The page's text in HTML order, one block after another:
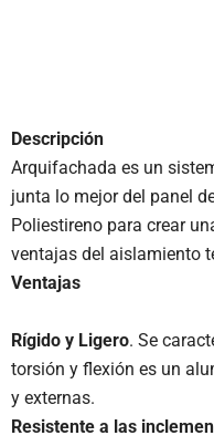
Descripción
Arquifachada es un
junta lo mejor del panel
Poliestireno para crear
ventajas del aislamiento
Ventajas
Rígido y Ligero. Se
torsión y flexión es un
y externas.
Resistente a las